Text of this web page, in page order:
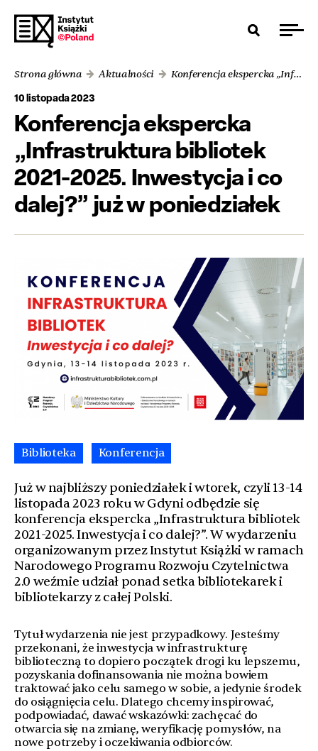
Strona główna Aktualności Konferencja ekspercka „Infrastruktura bibliotek 2021-2025. Inwestycja i co dalej?” już w poniedziałek
10 listopada 2023
Konferencja ekspercka
„Infrastruktura bibliotek
2021-2025. Inwestycja i co
dalej?” już w poniedziałek
Biblioteka Konferencja
Już w najbliższy poniedziałek i wtorek, czyli 13-14
listopada 2023 roku w Gdyni odbędzie się
konferencja ekspercka „Infrastruktura bibliotek
2021-2025. Inwestycja i co dalej?”. W wydarzeniu
organizowanym przez Instytut Książki w ramach
Narodowego Programu Rozwoju Czytelnictwa
2.0 weźmie udział ponad setka bibliotekarek i
bibliotekarzy z całej Polski.
Tytuł wydarzenia nie jest przypadkowy. Jesteśmy
przekonani, że inwestycja w infrastrukturę
biblioteczną to dopiero początek drogi ku lepszemu,
pozyskania dofinansowania nie można bowiem
traktować jako celu samego w sobie, a jedynie środek
do osiągnięcia celu. Dlatego chcemy inspirować,
podpowiadać, dawać wskazówki: zachęcać do
otwarcia się na zmianę, weryfikację pomysłów, na
nowe potrzeby i oczekiwania odbiorców.